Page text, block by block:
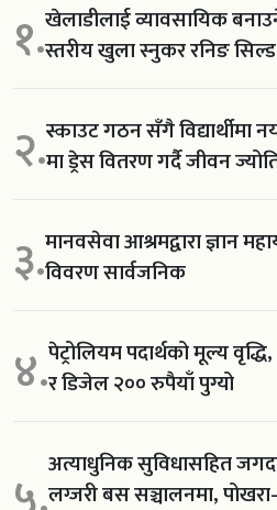
१.खेलाडीलाई व्यावसायिक
स्तरीय खुला स्नुकर रनिङ सिल्ड
२.स्काउट गठन सँगै विद्यार्थीमा
मा ड्रेस वितरण गर्दै जीवन
३.मानवसेवा आश्रमद्वारा ज्ञान
विवरण सार्वजनिक
४.पेट्रोलियम पदार्थको मूल्य
र डिजेल २०० रुपैयाँ पुग्यो
अत्याधुनिक सुविधासहित
लग्जरी बस सञ्चालनमा,